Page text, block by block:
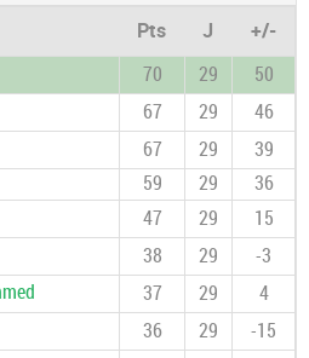
Pts J
+/-
70 29
50
67 29
46
67 29
39
59 29
36
47 29
15
38 29
-3
37 29
4
36 29
-15